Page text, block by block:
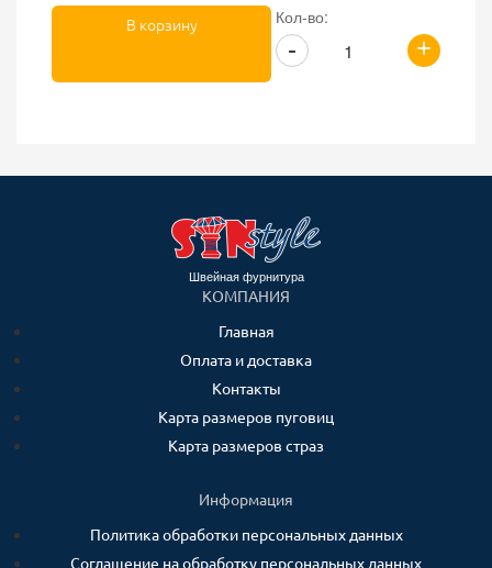
Кол-во:
+
-
В корзину
Швейная фурнитура
КОМПАНИЯ
Главная
Оплата и доставка
Контакты
Карта размеров пуговиц
Карта размеров страз
Информация
Политика обработки персональных данных
Соглашение на обработку персональных данных